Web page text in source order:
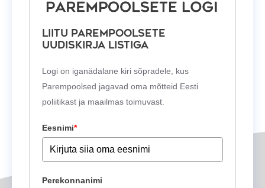
Liitu Parempoolsete
uudiskirja listiga
Logi on iganädalane kiri sõpradele, kus
Parempoolsed jagavad oma mõtteid Eesti
poliitikast ja maailmas toimuvast.
Eesnimi*
Perekonnanimi